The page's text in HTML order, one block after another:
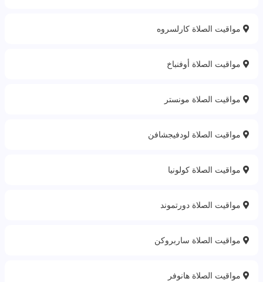
مواقيت الصلاة كارلسروه
مواقيت الصلاة أوفنباخ
مواقيت الصلاة مونستر
مواقيت الصلاة لودفيجشافن
مواقيت الصلاة كولونيا
مواقيت الصلاة دورتموند
مواقيت الصلاة ساربروكن
مواقيت الصلاة هانوفر